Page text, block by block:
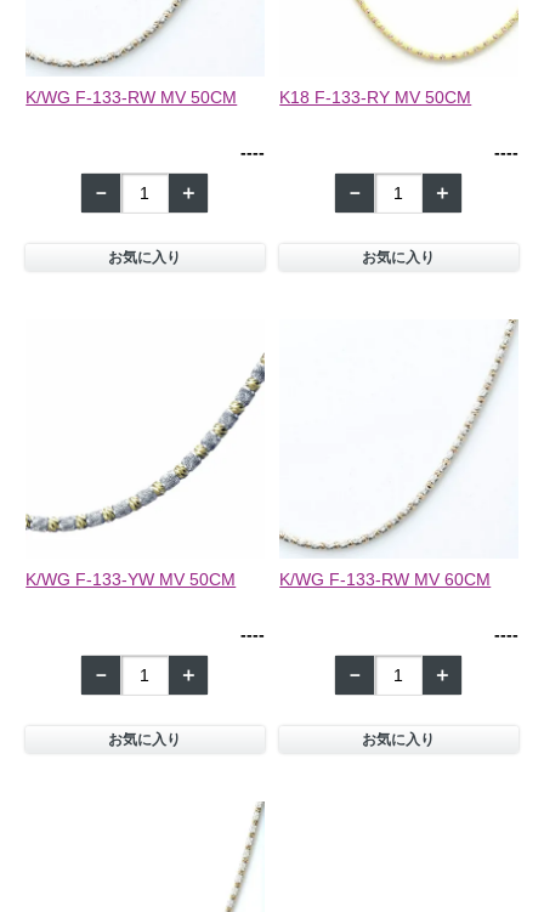
K/WG F-133-RW MV 50CM
----
－ ＋
お気に入り
K18 F-133-RY MV 50CM
----
－ ＋
お気に入り
K/WG F-133-YW MV 50CM
----
－ ＋
お気に入り
K/WG F-133-RW MV 60CM
----
－ ＋
お気に入り